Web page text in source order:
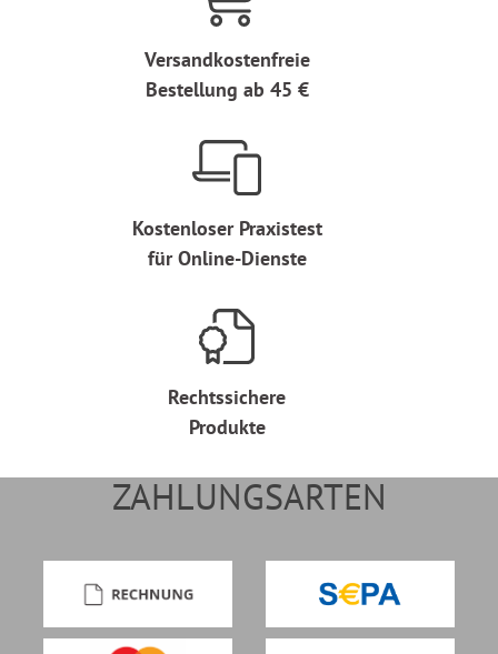
Versandkostenfreie
Bestellung ab 45 €
Kostenloser Praxistest
für Online-Dienste
Rechtssichere
Produkte
ZAHLUNGSARTEN